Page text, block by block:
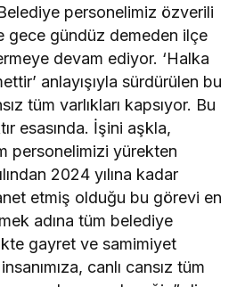
personelimiz özverili
gece gündüz demeden ilçe
devam ediyor. ‘Halka
anlayışıyla sürdürülen bu
tüm varlıkları kapsıyor. Bu
esasında. İşini aşkla,
personelimizi yürekten
2024 yılına kadar
etmiş olduğu bu görevi en
adına tüm belediye
gayret ve samimiyet
canlı cansız tüm